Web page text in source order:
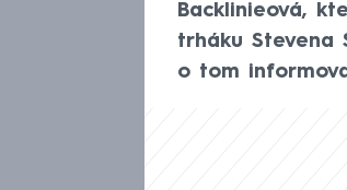
Backlinieová,
trháku Stevena
o tom